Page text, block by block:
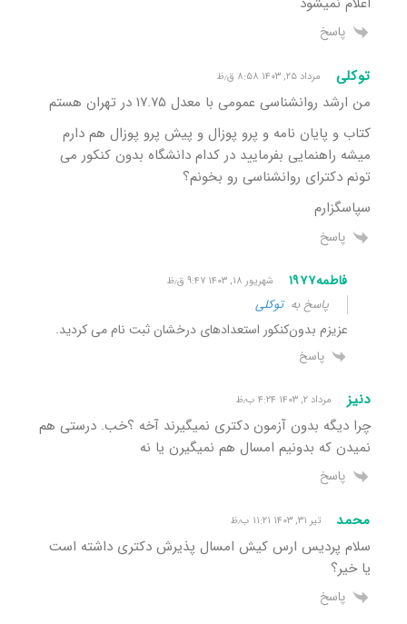
پاسخ
توکلی مرداد ۲۵, ۱۴۰۳ ۸:۵۸ ق٫ظ
من ارشد روانشناسی عمومی با معدل ۱۷.۷۵ در تهران هستم
کتاب و پایان نامه و پرو پوزال و پیش پرو پوزال هم دارم
میشه راهنمایی بفرمایید در کدام دانشگاه بدون کنکور می
تونم دکترای روانشناسی رو بخونم؟
سپاسگزارم
پاسخ
فاطمه۱۹۷۷ شهریور ۱۸, ۱۴۰۳ ۹:۴۷ ق٫ظ
پاسخ بهتوکلی
عزیزم بدون‌کنکور استعدادهای درخشان ثبت نام می کردید.
پاسخ
دنیز مرداد ۲, ۱۴۰۳ ۴:۲۴ ب٫ظ
چرا دیگه بدون آزمون دکتری نمیگیرند آخه ؟خب. درستی هم
نمیدن که بدونیم امسال هم نمیگیرن یا نه
پاسخ
محمد تیر ۳۱, ۱۴۰۳ ۱۱:۲۱ ب٫ظ
سلام پردیس ارس کیش امسال پذیرش دکتری داشته است
یا خیر؟
پاسخ